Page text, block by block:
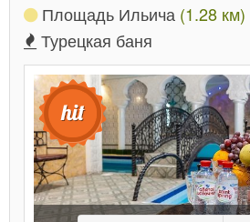
Площадь Ильича (1.28 км)
Турецкая баня